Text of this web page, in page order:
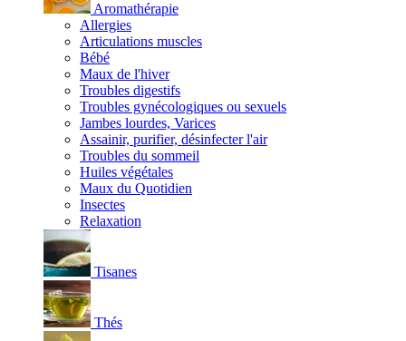
Aromathérapie
Allergies
Articulations muscles
Bébé
Maux de l'hiver
Troubles digestifs
Troubles gynécologiques ou sexuels
Jambes lourdes, Varices
Assainir, purifier, désinfecter l'air
Troubles du sommeil
Huiles végétales
Maux du Quotidien
Insectes
Relaxation
Tisanes
Thés